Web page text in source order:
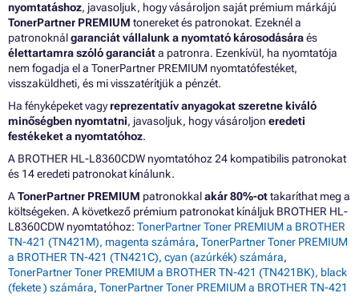
nyomtatáshoz, javasoljuk, hogy vásároljon saját prémium márkájú
TonerPartner PREMIUM tonereket és patronokat. Ezeknél a
patronoknálgaranciát vállalunk a nyomtató károsodásáraés
élettartamra szóló garanciáta patronra. Ezenkívül, ha nyomtatója
nem fogadja el a TonerPartner PREMIUM nyomtatófestéket,
visszaküldheti, és mi visszatérítjük a pénzét.
Ha fényképeket vagyreprezentatív anyagokat szeretne kiváló
minőségben nyomtatni, javasoljuk, hogy vásároljon eredeti
festékeket a nyomtatóhoz.
A BROTHER HL-L8360CDW nyomtatóhoz 24 kompatibilis patronokat
és 14 eredeti patronokat kínálunk.
ATonerPartner PREMIUM patronokkalakár 80%-ottakaríthat meg a
költségeken. A következő prémium patronokat kínáljuk BROTHER HL-
L8360CDW nyomtatóhoz: TonerPartner Toner PREMIUM a BROTHER
TN-421 (TN421M), magenta számára, TonerPartner Toner PREMIUM
a BROTHER TN-421 (TN421C), cyan (azúrkék) számára,
TonerPartner Toner PREMIUM a BROTHER TN-421 (TN421BK), black
(fekete ) számára, TonerPartner Toner PREMIUM a BROTHER TN-421